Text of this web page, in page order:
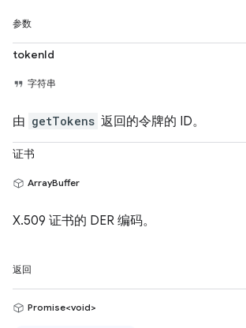
参数
tokenId
字符串
由 getTokens 返回的令牌的 ID。
证书
ArrayBuffer
X.509 证书的 DER 编码。
返回
Promise<void>